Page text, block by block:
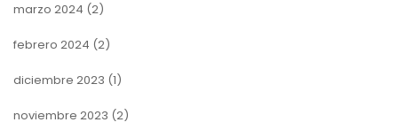
marzo 2024 (2)
febrero 2024 (2)
diciembre 2023 (1)
noviembre 2023 (2)